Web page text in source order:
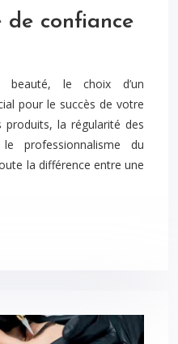
confiance
beauté, le choix d’un
pour le succès de votre
produits, la régularité des
professionnalisme du
la différence entre une